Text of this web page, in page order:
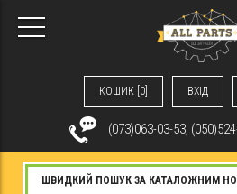
КОШИК [0] ВХIД
(073)063-03-53,